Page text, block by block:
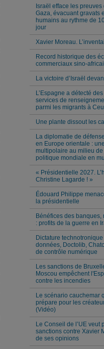
Israël efface les
Gaza, évacuant gravats
humains au rythme de
jour
Xavier Moreau.
Record historique des
commerciaux sino-
La victoire d’Israël
L’Espagne a détecté
services de
parmi les migrants à
Une plante dissout les
La diplomatie de
en Europe orientale :
multipolaire au milieu
politique mondiale en
« Présidentielle 2027.
Christine Lagarde ! »
Édouard Philippe
la présidentielle
Bénéfices des banques,
: profits de la guerre en
Dictature
données, Doctolib,
de contrôle numérique
Les sanctions de
Moscou empêchent
contre les incendies
Le scénario cauchemar
prépare pour les
(Vidéo)
Le Conseil de l’UE veut
sanctions contre Xavier
de ses opinions